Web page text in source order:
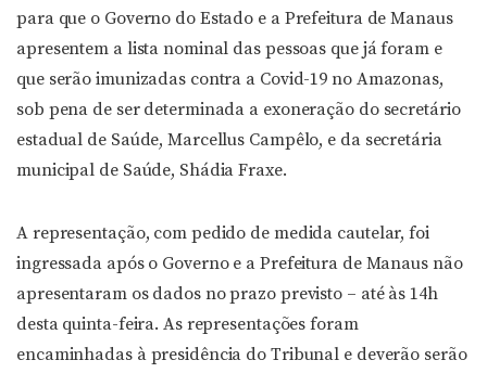
para que o Governo do Estado e a Prefeitura de Manaus
apresentem a lista nominal das pessoas que já foram e
que serão imunizadas contra a Covid-19 no Amazonas,
sob pena de ser determinada a exoneração do secretário
estadual de Saúde, Marcellus Campêlo, e da secretária
municipal de Saúde, Shádia Fraxe.
A representação, com pedido de medida cautelar, foi
ingressada após o Governo e a Prefeitura de Manaus não
apresentaram os dados no prazo previsto – até às 14h
desta quinta-feira. As representações foram
encaminhadas à presidência do Tribunal e deverão serão